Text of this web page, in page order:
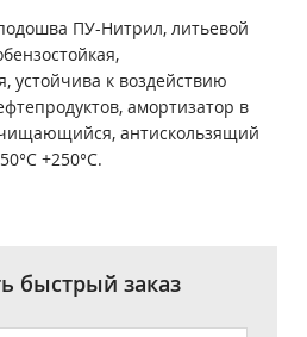
ПУ-Нитрил, литьевой
устойчива к воздействию
амортизатор в
антискользящий
+250°С.
быстрый заказ